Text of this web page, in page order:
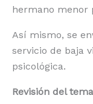
hermano menor
Así mismo, se
servicio de baja
psicológica.
Revisión del tema